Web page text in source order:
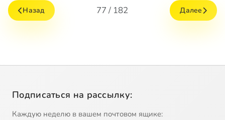
Назад 77 / 182 Далее
Подписаться на рассылку:
Каждую неделю в вашем почтовом ящике: